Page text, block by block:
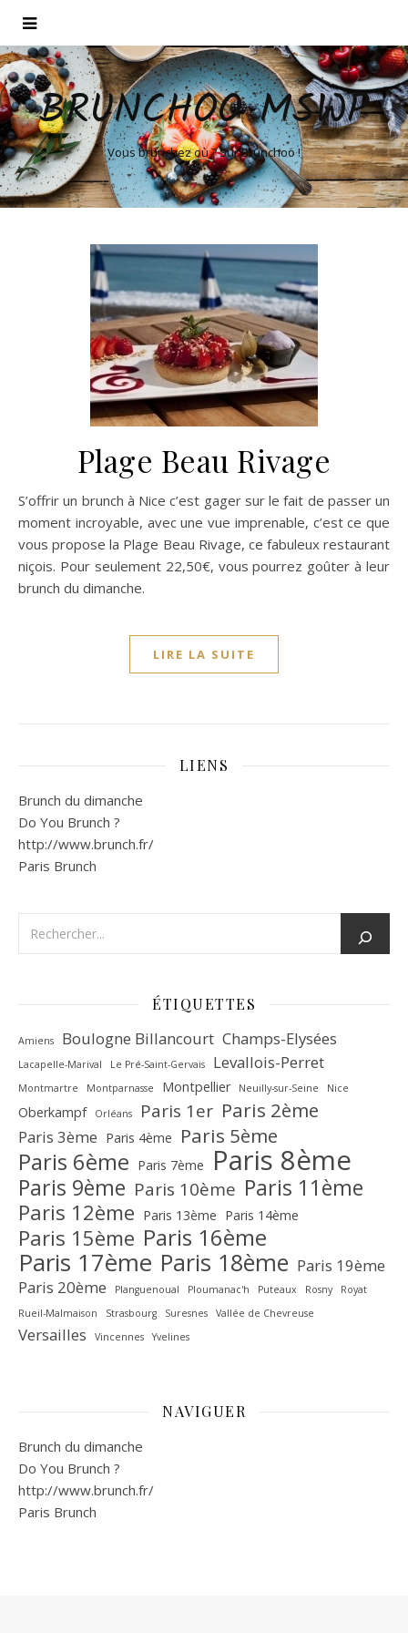
BRUNCHOO MSWP
Vous brunchez où ? Sur Brunchoo !
Plage Beau Rivage
S’offrir un brunch à Nice c’est gager sur le fait de passer un
moment incroyable, avec une vue imprenable, c’est ce que
vous propose la Plage Beau Rivage, ce fabuleux restaurant
niçois. Pour seulement 22,50€, vous pourrez goûter à leur
brunch du dimanche.
LIRE LA SUITE
LIENS
Brunch du dimanche
Do You Brunch ?
http://www.brunch.fr/
Paris Brunch
ÉTIQUETTES
Amiens Boulogne Billancourt Champs-Elysées
Lacapelle-Marival Le Pré-Saint-Gervais Levallois-Perret
Montmartre Montparnasse Montpellier Neuilly-sur-Seine Nice
Oberkampf Orléans Paris 1er Paris 2ème
Paris 3ème Paris 4ème Paris 5ème
Paris 6ème Paris 7ème Paris 8ème
Paris 9ème Paris 10ème Paris 11ème
Paris 12ème Paris 13ème Paris 14ème
Paris 15ème Paris 16ème
Paris 17ème Paris 18ème Paris 19ème
Paris 20ème
Planguenoual Ploumanac'h Puteaux Rosny
Royat
Rueil-Malmaison
Strasbourg Suresnes Vallée de Chevreuse‎
Versailles Vincennes Yvelines
NAVIGUER
Brunch du dimanche
Do You Brunch ?
http://www.brunch.fr/
Paris Brunch